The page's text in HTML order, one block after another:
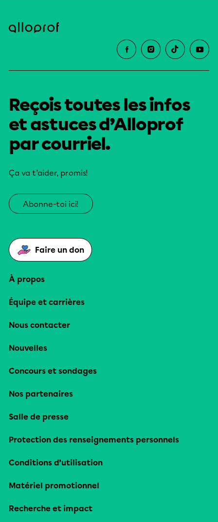
Reçois toutes les infos
et astuces d’Alloprof
par courriel.
Ça va t’aider, promis!
Abonne-toi ici!
Faire un don
À propos
Équipe et carrières
Nous contacter
Nouvelles
Concours et sondages
Nos partenaires
Salle de presse
Protection des renseignements personnels
Conditions d’utilisation
Matériel promotionnel
Recherche et impact